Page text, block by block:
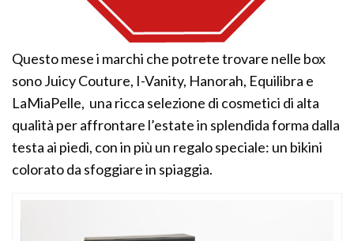
Questo mese i marchi che potrete trovare nelle box
sono Juicy Couture, I-Vanity, Hanorah, Equilibra e
LaMiaPelle, una ricca selezione di cosmetici di alta
qualità per affrontare l’estate in splendida forma dalla
testa ai piedi, con in più un regalo speciale: un bikini
colorato da sfoggiare in spiaggia.